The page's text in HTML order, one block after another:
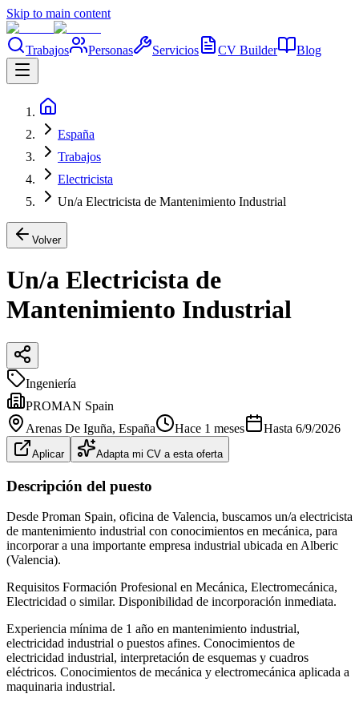
Skip to main content
Trabajos Personas Servicios CV Builder Blog
España
Trabajos
Electricista
Un/a Electricista de Mantenimiento Industrial
Volver
Un/a Electricista de
Mantenimiento Industrial
Ingeniería
PROMAN Spain
Arenas De Iguña, España Hace 1 meses Hasta 6/9/2026
Aplicar Adapta mi CV a esta oferta
Descripción del puesto
Desde Proman Spain, oficina de Valencia, buscamos un/a electricista
de mantenimiento industrial con conocimientos en mecánica, para
incorporar a una importante empresa industrial ubicada en Alberic
(Valencia).
Requisitos Formación Profesional en Mecánica, Electromecánica,
Electricidad o similar. Disponibilidad de incorporación inmediata.
Experiencia mínima de 1 año en mantenimiento industrial,
electricidad industrial o puestos afines. Conocimientos de
electricidad industrial, interpretación de esquemas y cuadros
eléctricos. Conocimientos de mecánica y electromecánica aplicada a
maquinaria industrial.